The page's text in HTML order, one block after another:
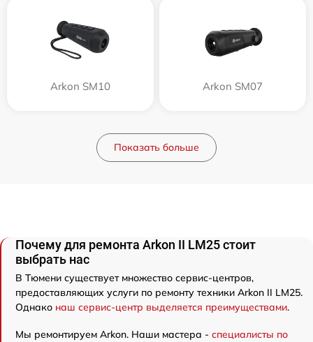
Arkon SM10 Arkon SM07
Показать больше
Почему для ремонта Arkon II LM25 стоит
выбрать нас
В Тюмени существует множество сервис-центров,
предоставляющих услуги по ремонту техники Arkon II LM25.
Однако наш сервис-центр выделяется преимуществами.
Мы ремонтируем Arkon. Наши мастера - специалисты по